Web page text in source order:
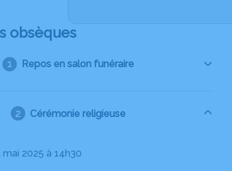
obsèques
Repos en salon funéraire
Cérémonie religieuse
mai 2025 à 14h30